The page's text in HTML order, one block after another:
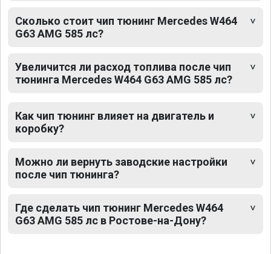
Сколько стоит чип тюнинг Mercedes W464
G63 AMG 585 лс?
Увеличится ли расход топлива после чип
тюнинга Mercedes W464 G63 AMG 585 лс?
Как чип тюнинг влияет на двигатель и
коробку?
Можно ли вернуть заводские настройки
после чип тюнинга?
Где сделать чип тюнинг Mercedes W464
G63 AMG 585 лс в Ростове-на-Дону?